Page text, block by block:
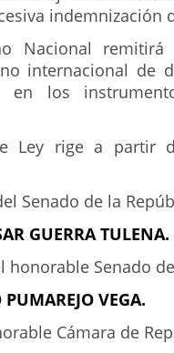
indemnización
Nacional
internacional de
los
Ley rige a partir
Senado de la
GUERRA TULENA.
honorable Senado
PUMAREJO VEGA.
Cámara de